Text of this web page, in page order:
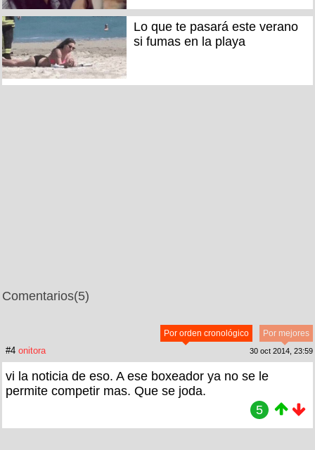
Lo que te pasará este verano
si fumas en la playa
Comentarios(5)
Por mejores
Por orden cronológico
#4 onitora 30 oct 2014, 23:59
vi la noticia de eso. A ese boxeador ya no se le
permite competir mas. Que se joda.
5